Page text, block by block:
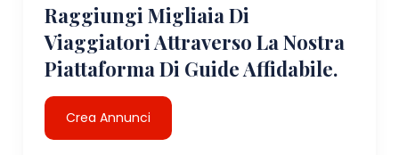
Raggiungi Migliaia Di
Viaggiatori Attraverso La Nostra
Piattaforma Di Guide Affidabile.
Crea Annunci